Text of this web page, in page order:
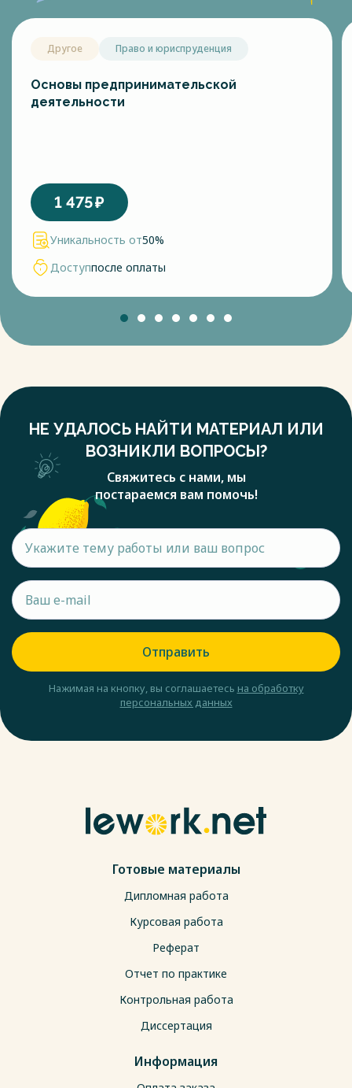
Другое Право и юриспруденция
Основы предпринимательской
деятельности
1 475₽
Уникальность от50%
Доступпосле оплаты
НЕ УДАЛОСЬ НАЙТИ МАТЕРИАЛ ИЛИ
ВОЗНИКЛИ ВОПРОСЫ?
Свяжитесь с нами, мы
постараемся вам помочь!
Отправить
Нажимая на кнопку, вы соглашаетесь на обработку
персональных данных
Готовые материалы
Дипломная работа
Курсовая работа
Реферат
Отчет по практике
Контрольная работа
Диссертация
Информация